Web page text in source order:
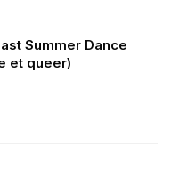
Summer Dance
et queer)